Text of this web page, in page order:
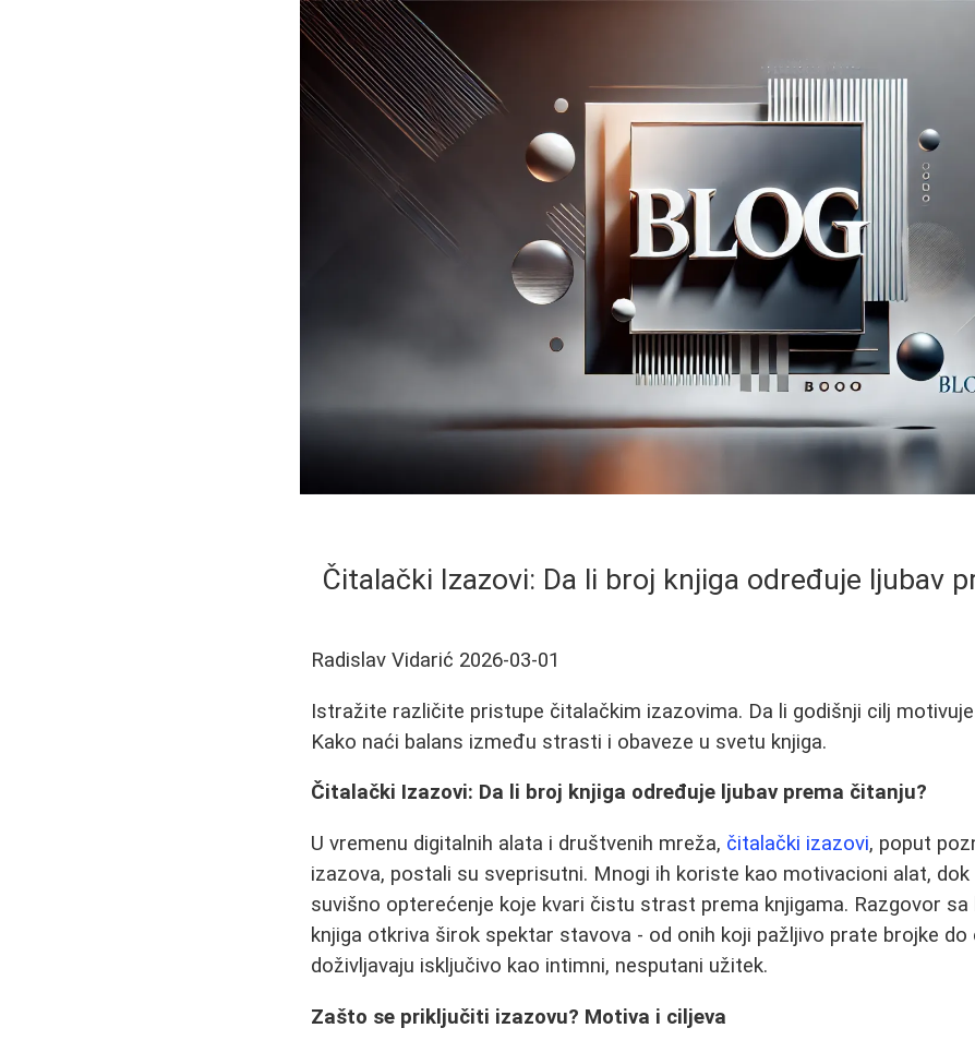
Čitalački Izazovi: Da li broj knjiga određuje ljubav
Radislav Vidarić 2026-03-01
Istražite različite pristupe čitalačkim izazovima. Da li godišnji cilj
Kako naći balans između strasti i obaveze u svetu knjiga.
Čitalački Izazovi: Da li broj knjiga određuje ljubav prema čitanju?
U vremenu digitalnih alata i društvenih mreža, čitalački izazovi, poput
izazova, postali su sveprisutni. Mnogi ih koriste kao motivacioni alat, dok
suvišno opterećenje koje kvari čistu strast prema knjigama. Razgovor sa
knjiga otkriva širok spektar stavova - od onih koji pažljivo prate brojke do
doživljavaju isključivo kao intimni, nesputani užitek.
Zašto se priključiti izazovu? Motiva i ciljeva